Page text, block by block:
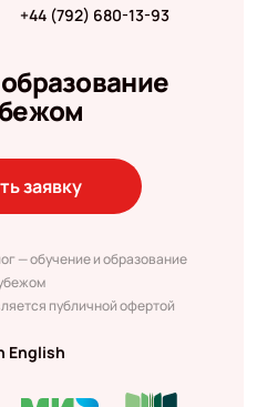
+44 (792) 680-13-93
заявку
— обучение и образование
публичной офертой
English